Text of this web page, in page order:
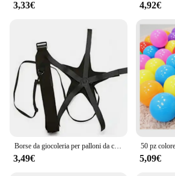
3,33€ 4,92€
Borse da giocoleria per palloni da calcio Cintura da allenamento circolare ausiliaria per bambini Calcio per allenatore di calcio solista per regalo di attrezzature per bambini
3,49€ 5,09€